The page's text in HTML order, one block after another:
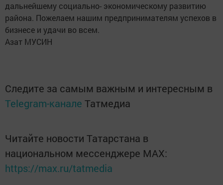
дальнейшему социально- экономическому развитию
района. Пожелаем нашим предпринимателям успехов в
бизнесе и удачи во всем.
Азат МУСИН
Следите за самым важным и интересным в
Telegram-канале Татмедиа
Читайте новости Татарстана в
национальном мессенджере MАХ:
https://max.ru/tatmedia